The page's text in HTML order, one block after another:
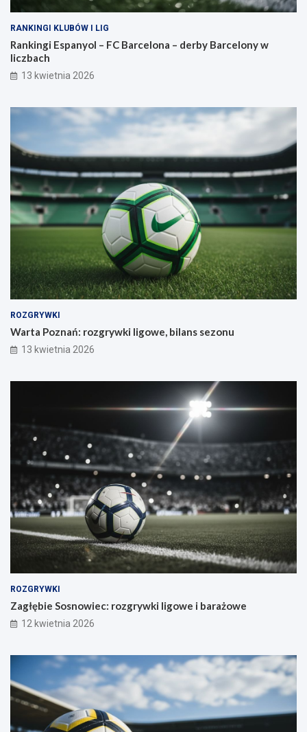
RANKINGI KLUBÓW I LIG
Rankingi Espanyol – FC Barcelona – derby Barcelony w
liczbach
13 kwietnia 2026
ROZGRYWKI
Warta Poznań: rozgrywki ligowe, bilans sezonu
13 kwietnia 2026
ROZGRYWKI
Zagłębie Sosnowiec: rozgrywki ligowe i barażowe
12 kwietnia 2026